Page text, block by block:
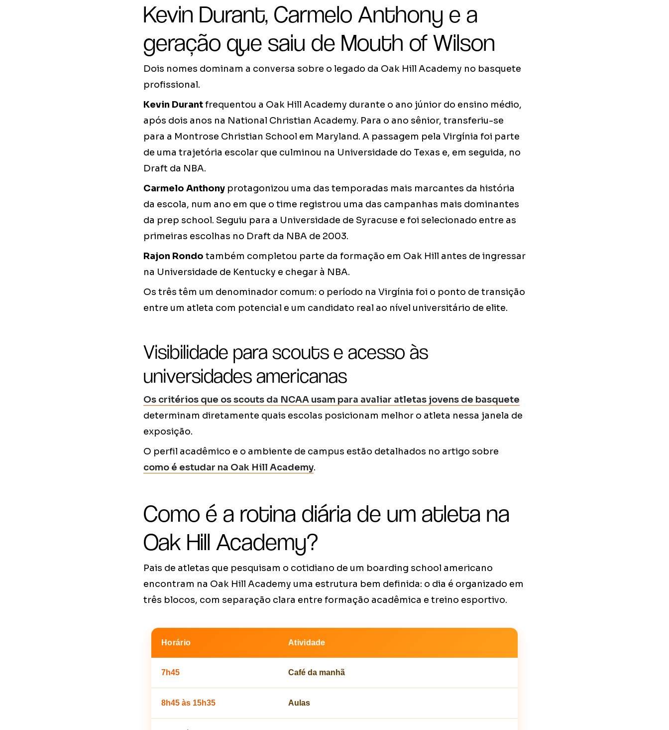
Kevin Durant, Carmelo Anthony e a
geração que saiu de Mouth of Wilson
Dois nomes dominam a conversa sobre o legado da Oak Hill Academy no basquete
profissional.
Kevin Durantfrequentou a Oak Hill Academy durante o ano júnior do ensino médio,
após dois anos na National Christian Academy. Para o ano sênior, transferiu-se
para a Montrose Christian School em Maryland. A passagem pela Virgínia foi parte
de uma trajetória escolar que culminou na Universidade do Texas e, em seguida, no
Draft da NBA.
Carmelo Anthony protagonizou uma das temporadas mais marcantes da história
da escola, num ano em que o time registrou uma das campanhas mais dominantes
da prep school. Seguiu para a Universidade de Syracuse e foi selecionado entre as
primeiras escolhas no Draft da NBA de 2003.
Rajon Rondo também completou parte da formação em Oak Hill antes de ingressar
na Universidade de Kentucky e chegar à NBA.
Os três têm um denominador comum: o período na Virgínia foi o ponto de transição
entre um atleta com potencial e um candidato real ao nível universitário de elite.
Visibilidade para scouts e acesso às
universidades americanas
Os critérios que os scouts da NCAA usam para avaliar atletas jovens de basquete
determinam diretamente quais escolas posicionam melhor o atleta nessa janela de
exposição.
O perfil acadêmico e o ambiente de campus estão detalhados no artigo sobre
como é estudar na Oak Hill Academy.
Como é a rotina diária de um atleta na
Oak Hill Academy?
Pais de atletas que pesquisam o cotidiano de um boarding school americano
encontram na Oak Hill Academy uma estrutura bem definida: o dia é organizado em
três blocos, com separação clara entre formação acadêmica e treino esportivo.
Horário Atividade
7h45 Café da manhã
8h45 às 15h35 Aulas